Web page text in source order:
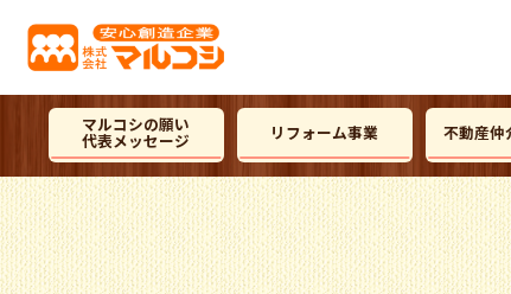
マルコシの願い
代表メッセージ リフォーム事業 不動産仲